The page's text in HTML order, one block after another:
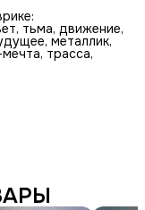
тьма, движение,
металлик,
трасса,